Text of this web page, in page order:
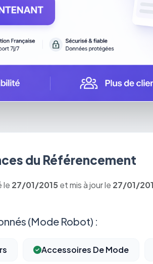
du Référencement
le 27/01/2015 et mis à jour le 27/01/
(Mode Robot) :
Accessoires De Mode